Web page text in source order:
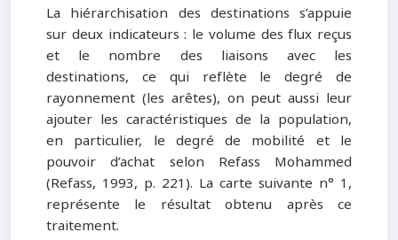
La hiérarchisation des destinations s’appuie
sur deux indicateurs : le volume des flux reçus
et le nombre des liaisons avec les
destinations, ce qui reflète le degré de
rayonnement (les arêtes), on peut aussi leur
ajouter les caractéristiques de la population,
en particulier, le degré de mobilité et le
pouvoir d’achat selon Refass Mohammed
(Refass, 1993, p. 221). La carte suivante n° 1,
représente le résultat obtenu après ce
traitement.